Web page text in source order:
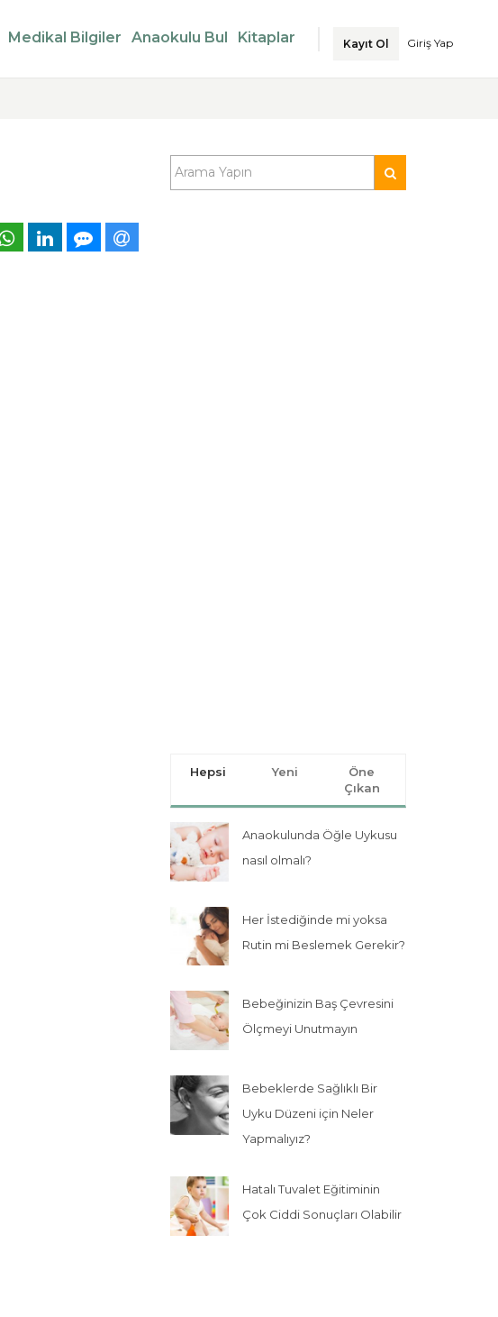
Medikal Bilgiler Anaokulu Bul Kitaplar Kayıt Ol Giriş Yap
Hepsi Yeni
Öne
Çıkan
Anaokulunda Öğle Uykusu
nasıl olmalı?
Her İstediğinde mi yoksa
Rutin mi Beslemek Gerekir?
Bebeğinizin Baş Çevresini
Ölçmeyi Unutmayın
Bebeklerde Sağlıklı Bir
Uyku Düzeni için Neler
Yapmalıyız?
Hatalı Tuvalet Eğitiminin
Çok Ciddi Sonuçları Olabilir